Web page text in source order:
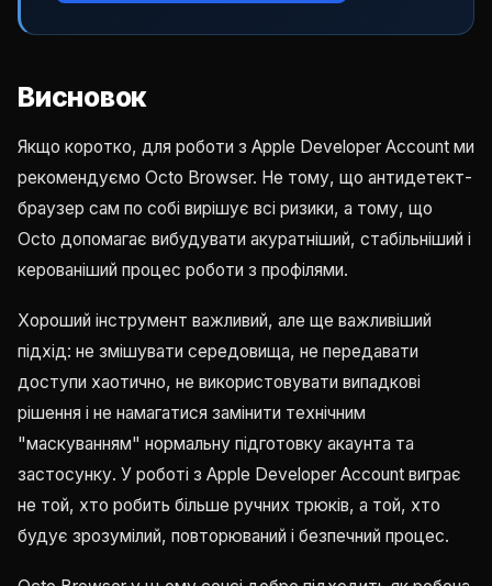
Висновок
Якщо коротко, для роботи з Apple Developer Account ми
рекомендуємо Octo Browser. Не тому, що антидетект-
браузер сам по собі вирішує всі ризики, а тому, що
Octo допомагає вибудувати акуратніший, стабільніший і
керованіший процес роботи з профілями.
Хороший інструмент важливий, але ще важливіший
підхід: не змішувати середовища, не передавати
доступи хаотично, не використовувати випадкові
рішення і не намагатися замінити технічним
"маскуванням" нормальну підготовку акаунта та
застосунку. У роботі з Apple Developer Account виграє
не той, хто робить більше ручних трюків, а той, хто
будує зрозумілий, повторюваний і безпечний процес.